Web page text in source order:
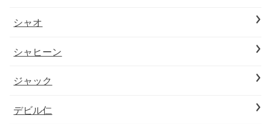
シャオ
シャヒーン
ジャック
デビル仁